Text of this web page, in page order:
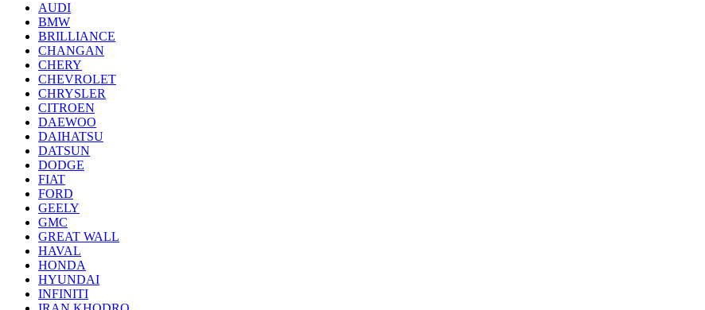
AUDI
BMW
BRILLIANCE
CHANGAN
CHERY
CHEVROLET
CHRYSLER
CITROEN
DAEWOO
DAIHATSU
DATSUN
DODGE
FIAT
FORD
GEELY
GMC
GREAT WALL
HAVAL
HONDA
HYUNDAI
INFINITI